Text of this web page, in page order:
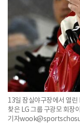
13일 잠실야구장에서 열
찾은 LG 그룹 구광모 회장
기자